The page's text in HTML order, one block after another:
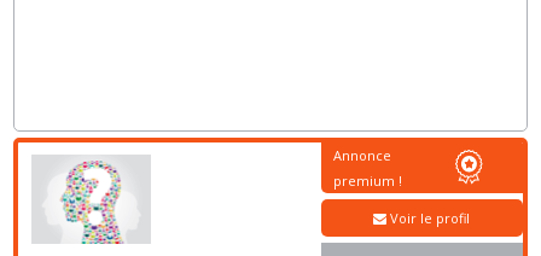
Annonce
premium !
Voir le profil